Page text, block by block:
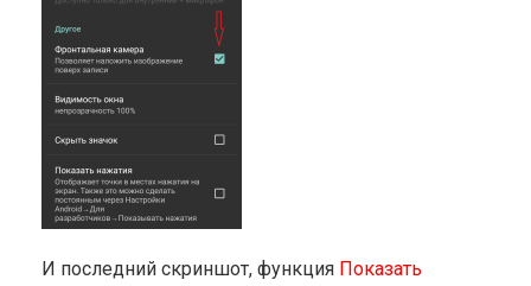
И последний скриншот, функция Показать